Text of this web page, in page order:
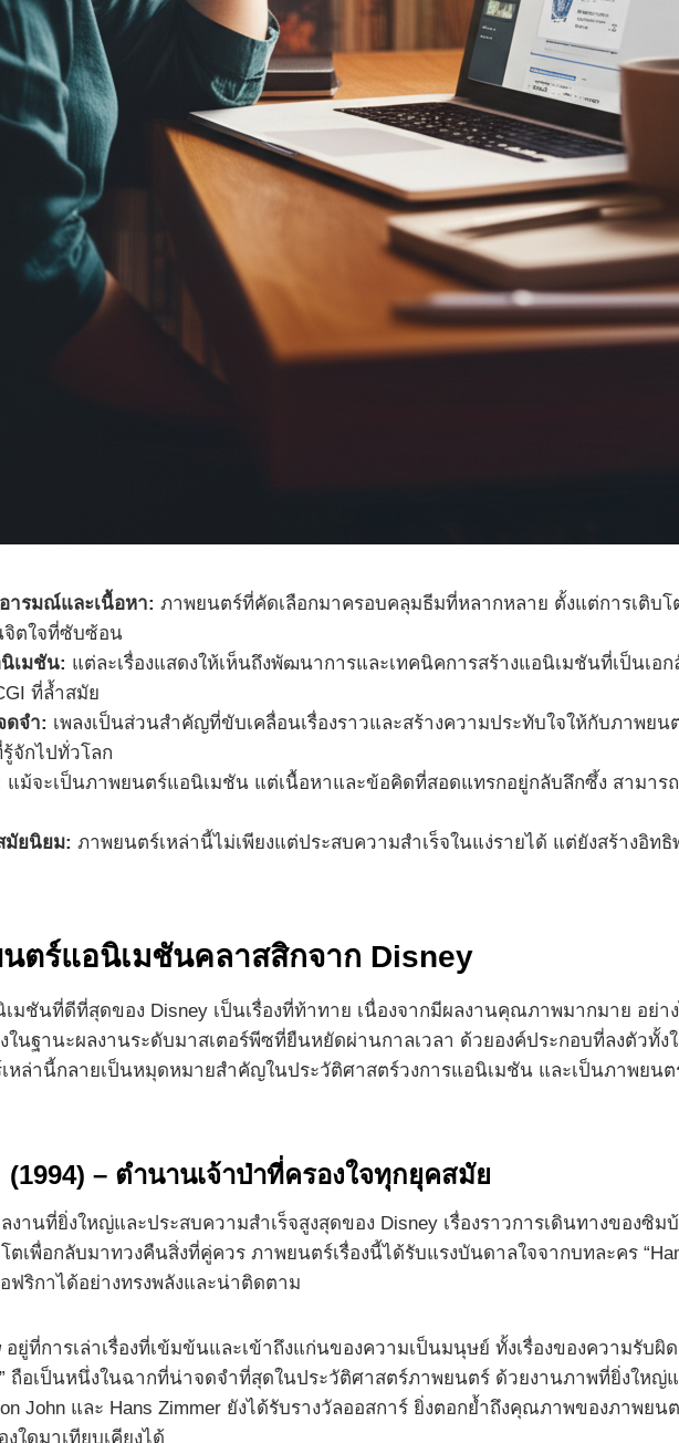
ารมณ์และเนื้อหา: ภาพยนตร์ที่คัดเลือกมาครอบคลุมธีมที่หลากหลาย ตั้งแต่การเติบ
จิตใจที่ซับซ้อน
เมชัน: แต่ละเรื่องแสดงให้เห็นถึงพัฒนาการและเทคนิคการสร้างแอนิเมชันที่เป็นเ
ที่ล้ำสมัย
ดจำ: เพลงเป็นส่วนสำคัญที่ขับเคลื่อนเรื่องราวและสร้างความประทับใจให้กับภาพย
จักไปทั่วโลก
แม้จะเป็นภาพยนตร์แอนิเมชัน แต่เนื้อหาและข้อคิดที่สอดแทรกอยู่กลับลึกซึ้ง สามาร
มัยนิยม: ภาพยนตร์เหล่านี้ไม่เพียงแต่ประสบความสำเร็จในแง่รายได้ แต่ยังสร้างอิ
นตร์แอนิเมชันคลาสสิกจาก Disney
มชันที่ดีที่สุดของ Disney เป็นเรื่องที่ท้าทาย เนื่องจากมีผลงานคุณภาพมากมาย อย่า
ในฐานะผลงานระดับมาสเตอร์พีซที่ยืนหยัดผ่านกาลเวลา ด้วยองค์ประกอบที่ลงตัวทั้
หล่านี้กลายเป็นหมุดหมายสำคัญในประวัติศาสตร์วงการแอนิเมชัน และเป็นภาพย
– ตำนานเจ้าป่าที่ครองใจทุกยุคสมัย
านที่ยิ่งใหญ่และประสบความสำเร็จสูงสุดของ Disney เรื่องราวการเดินทางของซิ
ตเพื่อกลับมาทวงคืนสิ่งที่คู่ควร ภาพยนตร์เรื่องนี้ได้รับแรงบันดาลใจจากบทละคร
ริกาได้อย่างทรงพลังและน่าติดตาม
อยู่ที่การเล่าเรื่องที่เข้มข้นและเข้าถึงแก่นของความเป็นมนุษย์ ทั้งเรื่องของความรับ
ถือเป็นหนึ่งในฉากที่น่าจดจำที่สุดในประวัติศาสตร์ภาพยนตร์ ด้วยงานภาพที่ยิ่งใหญ่
John และ Hans Zimmer ยังได้รับรางวัลออสการ์ ยิ่งตอกย้ำถึงคุณภาพของภาพยน
ใดมาเทียบเคียงได้